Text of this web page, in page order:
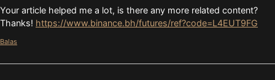
Your article helped me a lot, is there any more related content?
Thanks! https://www.binance.bh/futures/ref?code=L4EUT9FG
Balas